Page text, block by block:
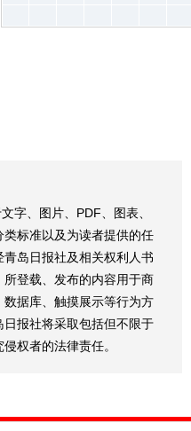
字、图片、PDF、图表、
标准以及为读者提供的任
岛日报社及相关权利人书
登载、发布的内容用于商
据库、触摸展示等行为方
报社将采取包括但不限于
权者的法律责任。